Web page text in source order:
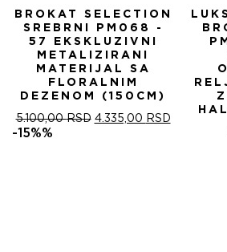
BROKAT SELECTION
SREBRNI PM068 -
57 EKSKLUZIVNI
METALIZIRANI
MATERIJAL SA
FLORALNIM
DEZENOM (150CM)
5.100,00RSD ОРИГИНАЛНА
4.335,00 RSDТРЕНУТНА
-15%%